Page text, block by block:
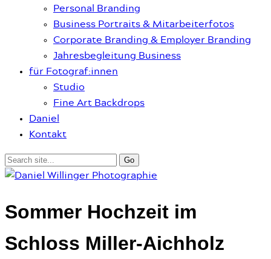
Personal Branding
Business Portraits & Mitarbeiterfotos
Corporate Branding & Employer Branding
Jahresbegleitung Business
für Fotograf:innen
Studio
Fine Art Backdrops
Daniel
Kontakt
Sommer Hochzeit im
Schloss Miller-Aichholz